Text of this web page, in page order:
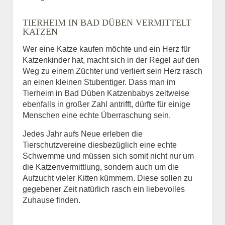
BILD HOCHLADEN
Vermisst seit
Ort des Verschwindens
TIERHEIM IN BAD DÜBEN VERMITTELT
KATZEN
Wer eine Katze kaufen möchte und ein Herz für
Katzenkinder hat, macht sich in der Regel auf den
Weg zu einem Züchter und verliert sein Herz rasch
an einen kleinen Stubentiger. Dass man im
Tierheim in Bad Düben Katzenbabys zeitweise
ebenfalls in großer Zahl antrifft, dürfte für einige
Menschen eine echte Überraschung sein.
Jedes Jahr aufs Neue erleben die
Tierschutzvereine diesbezüglich eine echte
Schwemme und müssen sich somit nicht nur um
die Katzenvermittlung, sondern auch um die
Aufzucht vieler Kitten kümmern. Diese sollen zu
gegebener Zeit natürlich rasch ein liebevolles
Zuhause finden.